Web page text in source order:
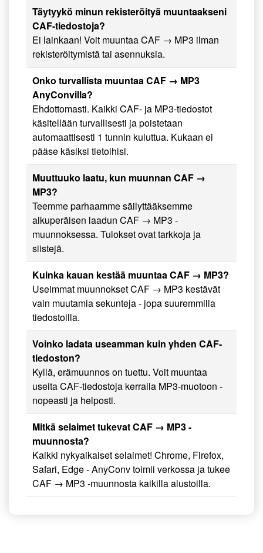
Täytyykö minun rekisteröityä muuntaakseni
CAF-tiedostoja?
Ei lainkaan! Voit muuntaa CAF → MP3 ilman
rekisteröitymistä tai asennuksia.
Onko turvallista muuntaa CAF → MP3
AnyConvilla?
Ehdottomasti. Kaikki CAF- ja MP3-tiedostot
käsitellään turvallisesti ja poistetaan
automaattisesti 1 tunnin kuluttua. Kukaan ei
pääse käsiksi tietoihisi.
Muuttuuko laatu, kun muunnan CAF →
MP3?
Teemme parhaamme säilyttääksemme
alkuperäisen laadun CAF → MP3 -
muunnoksessa. Tulokset ovat tarkkoja ja
siistejä.
Kuinka kauan kestää muuntaa CAF → MP3?
Useimmat muunnokset CAF → MP3 kestävät
vain muutamia sekunteja - jopa suuremmilla
tiedostoilla.
Voinko ladata useamman kuin yhden CAF-
tiedoston?
Kyllä, erämuunnos on tuettu. Voit muuntaa
useita CAF-tiedostoja kerralla MP3-muotoon -
nopeasti ja helposti.
Mitkä selaimet tukevat CAF → MP3 -
muunnosta?
Kaikki nykyaikaiset selaimet! Chrome, Firefox,
Safari, Edge - AnyConv toimii verkossa ja tukee
CAF → MP3 -muunnosta kaikilla alustoilla.